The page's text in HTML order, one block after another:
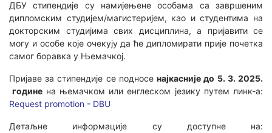
ДБУ стипендије су намијењене особама са завршеним
дипломским студијем/магистеријем, као и студентима на
докторским студијима свих дисциплина, а пријавити се
могу и особе које очекују да ће дипломирати прије почетка
самог боравка у Њемачкој.
Пријаве за стипендије се подносенајкасније до 5. 3. 2025.
године на њемачком или енглеском језику путем линк-а:
Request promotion - DBU
Детаљне информације су доступне на: